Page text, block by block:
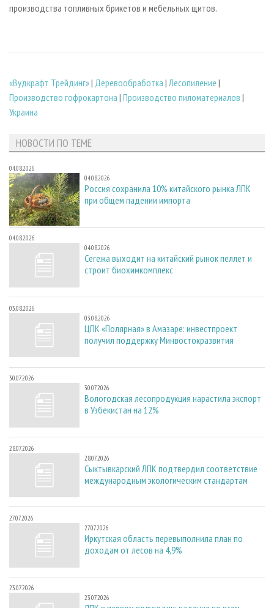
производства топливных брикетов и мебельных щитов.
«Вудкрафт Трейдинг»| Деревообработка |Лесопиление |
Производство гофрокартона | Производство пиломатериалов |
Украина
НОВОСТИ ПО ТЕМЕ
04.08.2026
04.08.2026
Россия сохранила 10% китайского рынка ЛПК
при общем падении импорта
04.08.2026
04.08.2026
Сегежа выходит на китайский рынок пеллет и
строит биохимкомплекс
03.08.2026
03.08.2026
ЦПК «Полярная» в Амазаре: инвестпроект
получил поддержку Минвостокразвития
30.07.2026
30.07.2026
Вологодская лесопродукция нарастила экспорт
в Узбекистан на 12%
28.07.2026
28.07.2026
Сыктывкарский ЛПК подтвердил соответствие
международным экологическим стандартам
27.07.2026
27.07.2026
Иркутская область перевыполнила план по
доходам от лесов на 4,9%
23.07.2026
23.07.2026